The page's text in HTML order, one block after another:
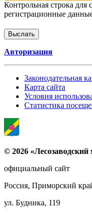
Контрольная строка
регистрационные
Авторизация
Законодательная
Карта сайта
Условия
Статистика
© 2026
официальный сайт
Россия, Приморский
ул. Будника, 119